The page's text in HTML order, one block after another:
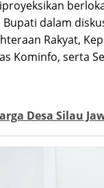
dalam
Rakyat,
Kominfo, serta
Desa Silau